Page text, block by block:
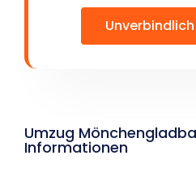
Umzug
Informationen